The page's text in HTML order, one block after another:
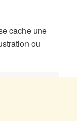
cache une
ou